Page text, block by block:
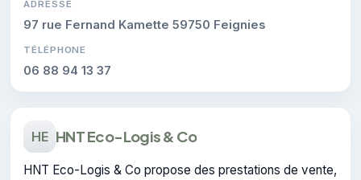
ADRESSE
97 rue Fernand Kamette 59750 Feignies
TÉLÉPHONE
06 88 94 13 37
HE HNT Eco-Logis & Co
HNT Eco-Logis & Co propose des prestations de vente,